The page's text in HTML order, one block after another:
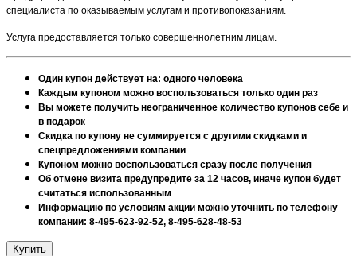
специалиста по оказываемым услугам и противопоказаниям.
Услуга предоставляется только совершеннолетним лицам.
Один купон действует на: одного человека
Каждым купоном можно воспользоваться только один раз
Вы можете получить неограниченное количество купонов себе и
в подарок
Скидка по купону не суммируется с другими скидками и
спецпредложениями компании
Купоном можно воспользоваться сразу после получения
Об отмене визита предупредите за 12 часов, иначе купон будет
считаться использованным
Информацию по условиям акции можно уточнить по телефону
компании: 8-495-623-92-52, 8-495-628-48-53